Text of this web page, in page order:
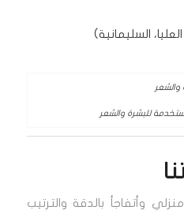
السليمانية)
للبشرة والشعر
وأتفاجأ بالدقة والترتيب